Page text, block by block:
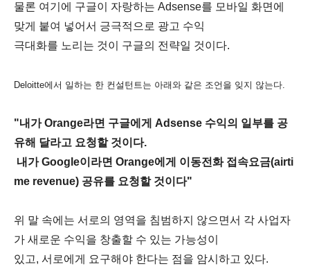
물론 여기에 구글이 자랑하는 Adsense를 모바일 화면에
맞게 붙여 넣어서 긍극적으로 광고 수익
극대화를 노리는 것이 구글의 전략일 것이다.
Deloitte에서 일하는 한 컨설턴트는 아래와 같은 조언을 잊지 않는다.
"내가 Orange라면 구글에게 Adsense 수익의 일부를 공
유해 달라고 요청할 것이다.
내가 Google이라면 Orange에게 이동전화 접속요금(airti
me revenue) 공유를 요청할 것이다"
위 말 속에는 서로의 영역을 침범하지 않으면서 각 사업자
가 새로운 수익을 창출할 수 있는 가능성이
있고, 서로에게 요구해야 한다는 점을 암시하고 있다.